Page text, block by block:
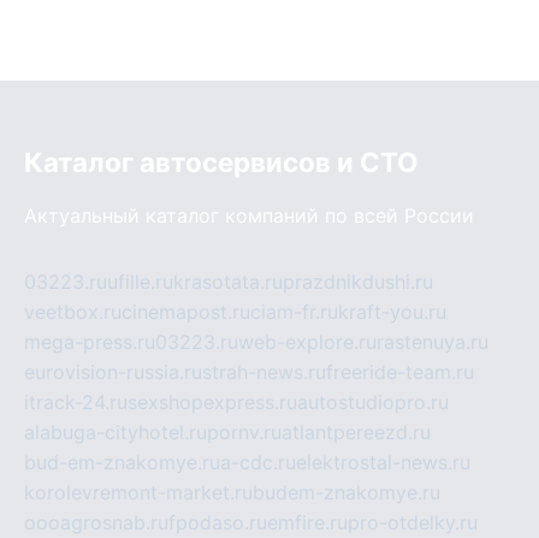
Каталог автосервисов и СТО
Актуальный каталог компаний по всей России
03223.ruufille.rukrasotata.ruprazdnikdushi.ru
veetbox.rucinemapost.ruciam-fr.rukraft-you.ru
mega-press.ru03223.ruweb-explore.ru rastenuya.ru
eurovision-russia.rustrah-news.rufreeride-team.ru
itrack-24.rusexshopexpress.ruautostudiopro.ru
alabuga-cityhotel.rupornv.ruatlantpereezd.ru
bud-em-znakomye.rua-cdc.ruelektrostal-news.ru
korolevremont-market.rubudem-znakomye.ru
oooagrosnab.rufpodaso.ruemfire.rupro-otdelky.ru